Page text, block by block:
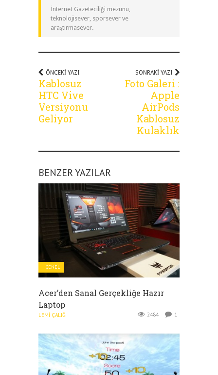
İnternet Gazeteciliği mezunu,
teknolojisever, sporsever ve
araştırmasever.
ÖNCEKI YAZI
Kablosuz
HTC Vive
Versiyonu
Geliyor
SONRAKI YAZI
Foto Galeri :
Apple
AirPods
Kablosuz
Kulaklık
BENZER YAZILAR
GENEL
Acer’den Sanal Gerçekliğe Hazır
Laptop
LEMI ÇALIĞ 2484 1